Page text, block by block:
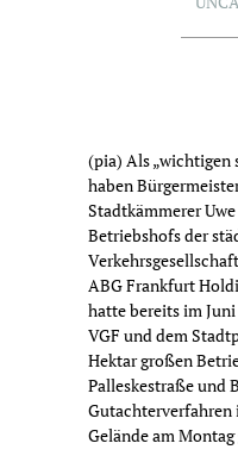
(pia) Als
haben
Stadtkämmerer
Betriebshofs der
ABG Frankfurt
hatte bereits im
VGF und dem
Hektar großen
Palleskestraße und
Gutachterverfahren
Gelände am